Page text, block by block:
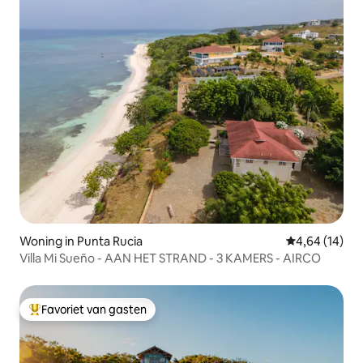
Woning in Punta Rucia Gemiddelde
4,64 (14)
Villa Mi Sueño - AAN HET STRAND - 3 KAMERS - AIRCO
Topfavoriet van gasten
Favoriet van gasten